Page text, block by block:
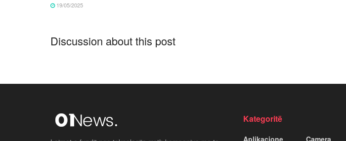
19/05/2025
Discussion about this post
Kategoritë